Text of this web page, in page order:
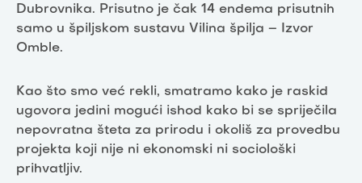
Dubrovnika. Prisutno je čak 14 endema prisutnih
samo u špiljskom sustavu Vilina špilja – Izvor
Omble.
Kao što smo već rekli, smatramo kako je raskid
ugovora jedini mogući ishod kako bi se spriječila
nepovratna šteta za prirodu i okoliš za provedbu
projekta koji nije ni ekonomski ni sociološki
prihvatljiv.